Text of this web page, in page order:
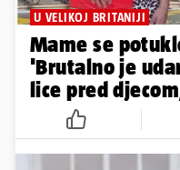
U VELIKOJ BRITANIJI
Mame se
'Brutalno je
lice pred